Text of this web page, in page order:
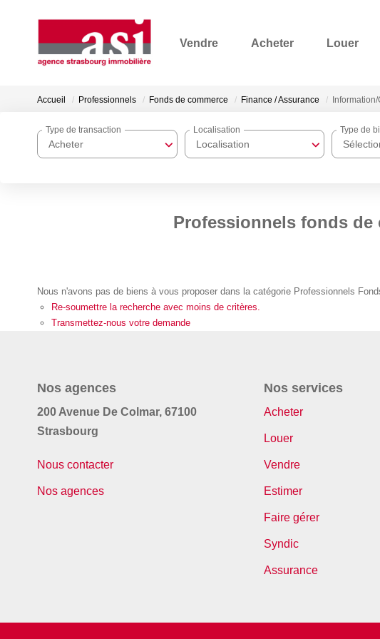
Vendre Acheter Louer
Accueil Professionnels Fonds de commerce Finance / Assurance Information/
Acheter
Type de transaction
Localisation
Localisation Type de
Professionnels fonds de
Nous n'avons pas de biens à vous proposer dans la catégorie Professionnels
Re-soumettre la recherche avec moins de critères.
Transmettez-nous votre demande
Nos agences
200 Avenue De Colmar, 67100
Strasbourg
Nous contacter
Nos agences
Nos services
Acheter
Louer
Vendre
Estimer
Faire gérer
Syndic
Assurance